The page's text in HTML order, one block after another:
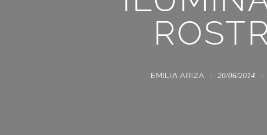
EMILIA ARIZA 20/06/2014